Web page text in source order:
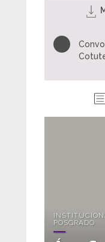
POSGRADO